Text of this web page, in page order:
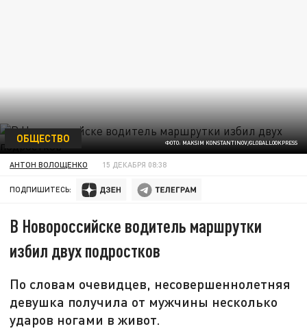
ФОТО: MAKSIM KONSTANTINOV/GLOBALLOOKPRESS
ОБЩЕСТВО
АНТОН ВОЛОЩЕНКО 15 ДЕКАБРЯ 08:38
ПОДПИШИТЕСЬ:
В Новороссийске водитель маршрутки
избил двух подростков
По словам очевидцев, несовершеннолетняя
девушка получила от мужчины несколько
ударов ногами в живот.